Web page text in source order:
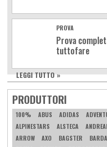
PROVA
Prova
tuttofare
LEGGI TUTTO »
PRODUTTORI
100% ABUS ADIDAS
ALPINESTARS
ALSTECA
ARROW
AXO BAGSTER